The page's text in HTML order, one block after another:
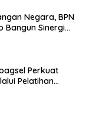
Negara, BPN
Bangun Sinergi
Perkuat
Pelatihan